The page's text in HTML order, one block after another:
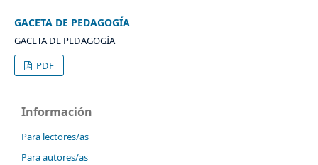
GACETA DE PEDAGOGÍA
GACETA DE PEDAGOGÍA
PDF
Información
Para lectores/as
Para autores/as